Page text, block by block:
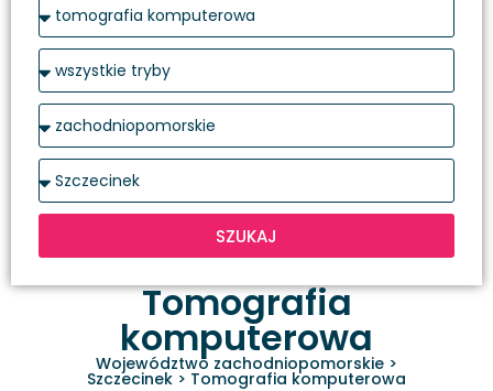
SZUKAJ
Tomografia
komputerowa
Województwo zachodniopomorskie >
Szczecinek > Tomografia komputerowa